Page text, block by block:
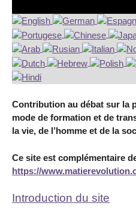
Contribution au débat sur la
mode de formation et de
la vie, de l’homme et de la
Ce site est complémentaire
https://
Introduction du site